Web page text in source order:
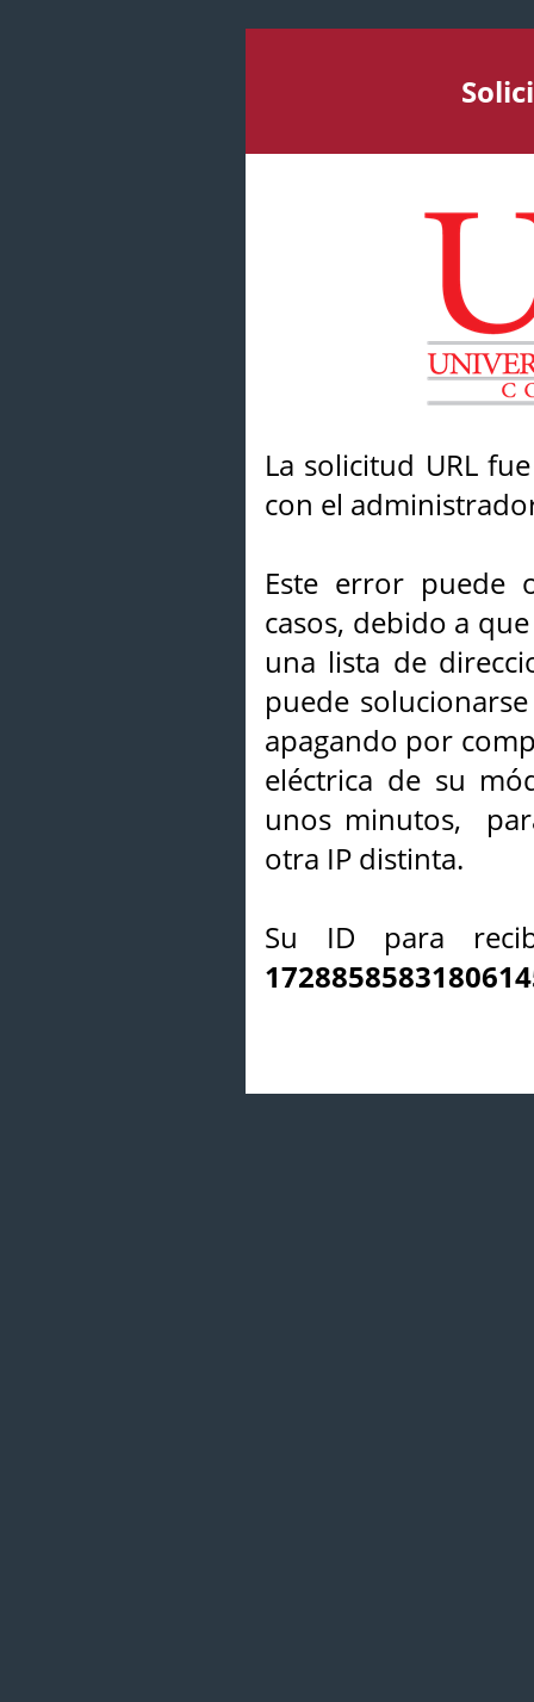
La solicitud URL
con el
Este error puede
casos, debido a
una lista de
puede
apagando por
eléctrica de su
unos minutos,
otra IP distinta.
Su ID para